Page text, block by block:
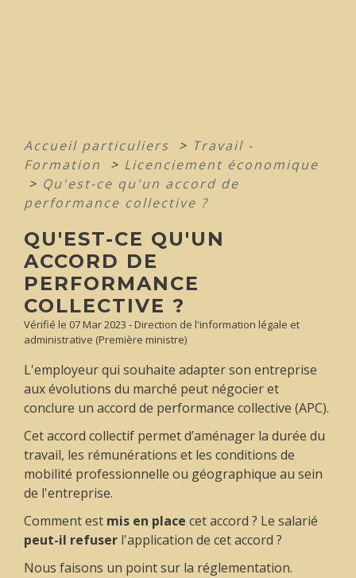
Accueil particuliers > Travail -
Formation
> Licenciement économique
> Qu'est-ce qu'un accord de
performance collective ?
QU'EST-CE QU'UN
ACCORD DE
PERFORMANCE
COLLECTIVE ?
Vérifié le 07 Mar 2023 - Direction de l'information légale et
administrative (Première ministre)
L'employeur qui souhaite adapter son entreprise
aux évolutions du marché peut négocier et
conclure un accord de performance collective (APC).
Cet accord collectif permet d’aménager la durée du
travail, les rémunérations et les conditions de
mobilité professionnelle ou géographique au sein
de l'entreprise.
Comment est mis en place cet accord ? Le salarié
peut-il refuser l'application de cet accord ?
Nous faisons un point sur la réglementation.